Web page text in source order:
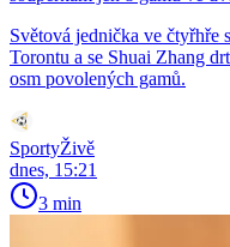
Světová jednička ve čtyřhře
Torontu a se Shuai Zhang
osm povolených gamů.
SportyŽivě
dnes, 15:21
3 min